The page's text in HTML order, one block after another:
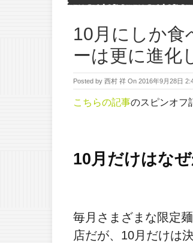
10月にしか食
ーは更に進化
Posted by 西村 祥 On 2016年9月28日
こちらの記事のスピンオフ
10月だけはな
毎月さまざまな限定
店だが、10月だけは